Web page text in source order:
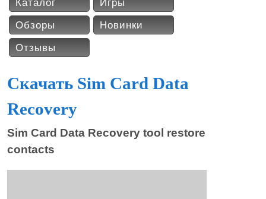
Каталог
Игры
Обзоры
Новинки
Отзывы
Скачать Sim Card Data
Recovery
Sim Card Data Recovery tool restore
contacts